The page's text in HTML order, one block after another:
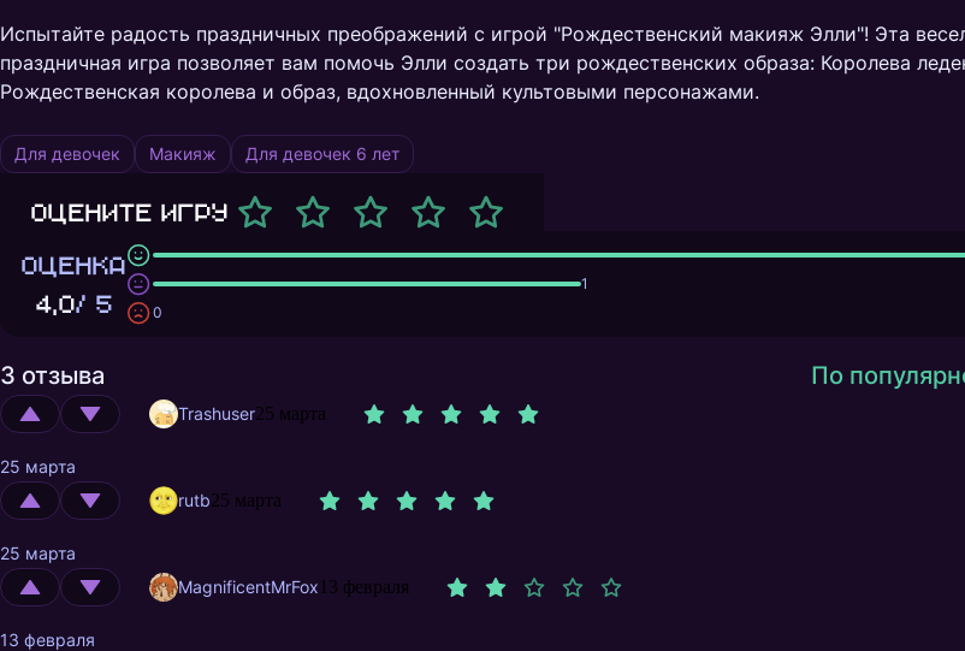
Испытайте радость праздничных преображений с игрой "Рождественский макияж Элли"! Эта
праздничная игра позволяет вам помочь Элли создать три рождественских образа: Королева
Рождественская королева и образ, вдохновленный культовыми персонажами.
Для девочек Макияж Для девочек 6 лет
Оцените игру
ОЦЕНКА
4,0/ 5
1
0
3 отзыва По
Trashuser25 марта
25 марта
rutb25 марта
25 марта
MagnificentMrFox 13 февраля
13 февраля